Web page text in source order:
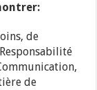
de
de